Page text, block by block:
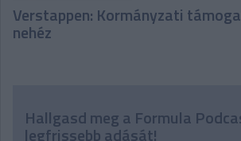
Verstappen: Kormányzati
nehéz
Hallgasd meg a Formula
legfrissebb adását!